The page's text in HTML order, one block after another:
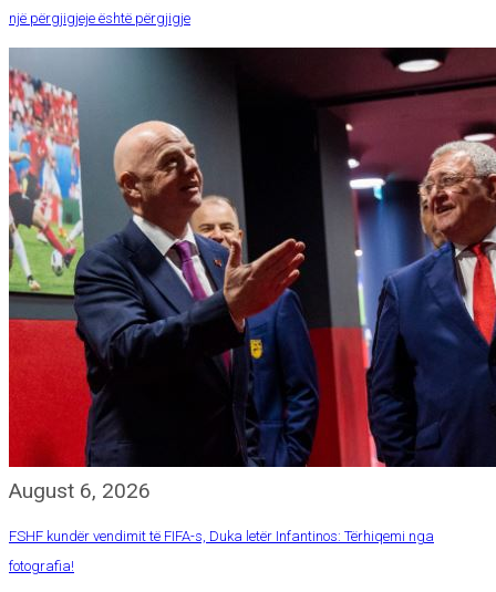
një përgjigjeje është përgjigje
August 6, 2026
FSHF kundër vendimit të FIFA-s, Duka letër Infantinos: Tërhiqemi nga
fotografia!